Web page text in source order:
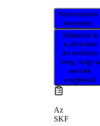
Viszonteladó
keresése
Válassza ki
a járművét
és erősítse
meg, hogy a
termék
megfelelő
Az
SKF